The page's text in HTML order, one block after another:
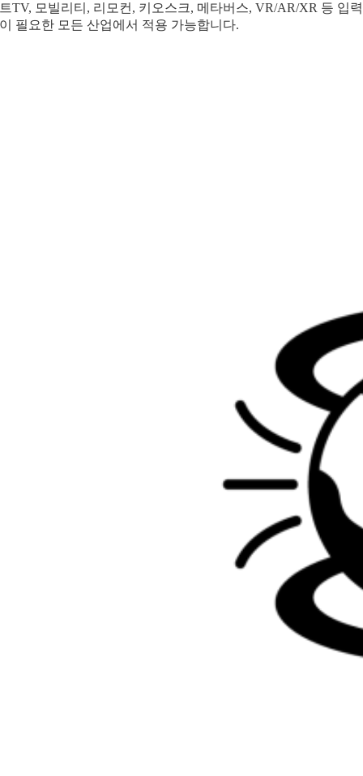
트TV, 모빌리티, 리모컨, 키오스크, 메타버스, VR/AR/XR 등 입력
이 필요한 모든 산업에서 적용 가능합니다.